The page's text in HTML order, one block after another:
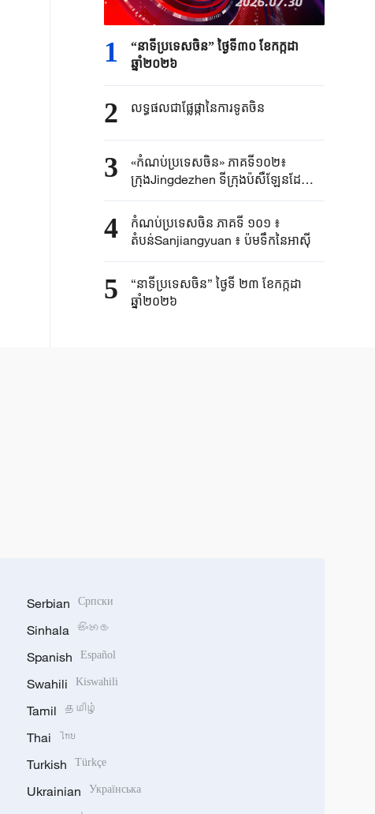
1
“នាទីប្រទេសចិន” ថ្ងៃទី៣០ ខែកក្កដា
ឆ្នាំ២០២៦
2 លទ្ធផលជាផ្លែផ្កានៃការទូតចិន
3
«កំណប់ប្រទេសចិន» ភាគទី១០២៖
ក្រុងJingdezhen ទីក្រុងប៉សឺឡែនដែល
មានប្រវត្តិរាប់ពាន់ឆ្នាំ
4
កំណប់ប្រទេសចិន ភាគទី ១០១ ៖
តំបន់Sanjiangyuan ៖ ប៉មទឹកនៃអាស៊ី
5
“នាទីប្រទេសចិន” ថ្ងៃទី ២៣ ខែកក្កដា
ឆ្នាំ២០២៦
Serbian Српски
Sinhala සිංහල
Spanish Español
Swahili Kiswahili
Tamil தமிழ்
Thai ไทย
Turkish Türkçe
Ukrainian Українська